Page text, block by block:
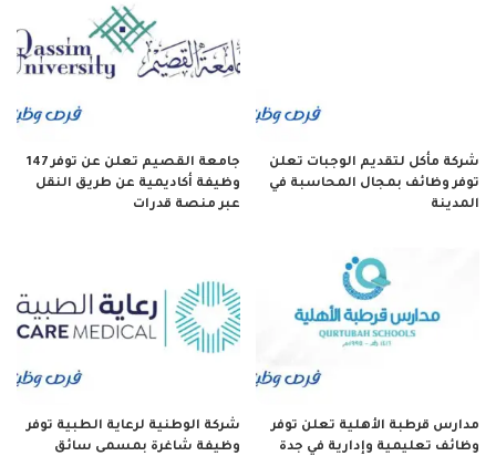
شركة مأكل لتقديم الوجبات تعلن
توفر وظائف بمجال المحاسبة في
المدينة
جامعة القصيم تعلن عن توفر 147
وظيفة أكاديمية عن طريق النقل
عبر منصة قدرات
مدارس قرطبة الأهلية تعلن توفر
وظائف تعليمية وإدارية في جدة
شركة الوطنية لرعاية الطبية توفر
وظيفة شاغرة بمسمى سائق